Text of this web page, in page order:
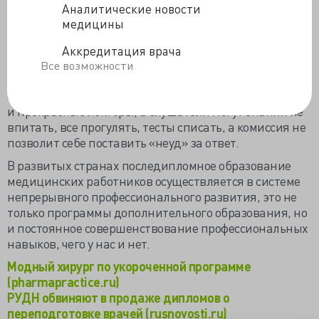
Аналитические новости
медицины
Аккредитация врача
Все возможности
могут поставить вопрос о признании дипломов о
последипломном образовании недействительными.
Что прискорбно, потому как постдипломное обучение,
неважно, за 144 или 216 часов, не отвечает критериям
образовательного уровня. Блестящие преподаватели
и прекрасные лекторы, а слушатели могут знания не
впитать, все прогулять, тесты списать, а комиссия не
позволит себе поставить «неуд» за ответ.
В развитых странах последипломное образование
медицинских работников осуществляется в системе
непрерывного профессионального развития, это не
только программы дополнительного образования, но
и постоянное совершенствование профессиональных
навыков, чего у нас и нет.
Модный хирург по укороченной программе
(pharmapractice.ru)
РУДН обвиняют в продаже дипломов о
переподготовке врачей (rusnovosti.ru)